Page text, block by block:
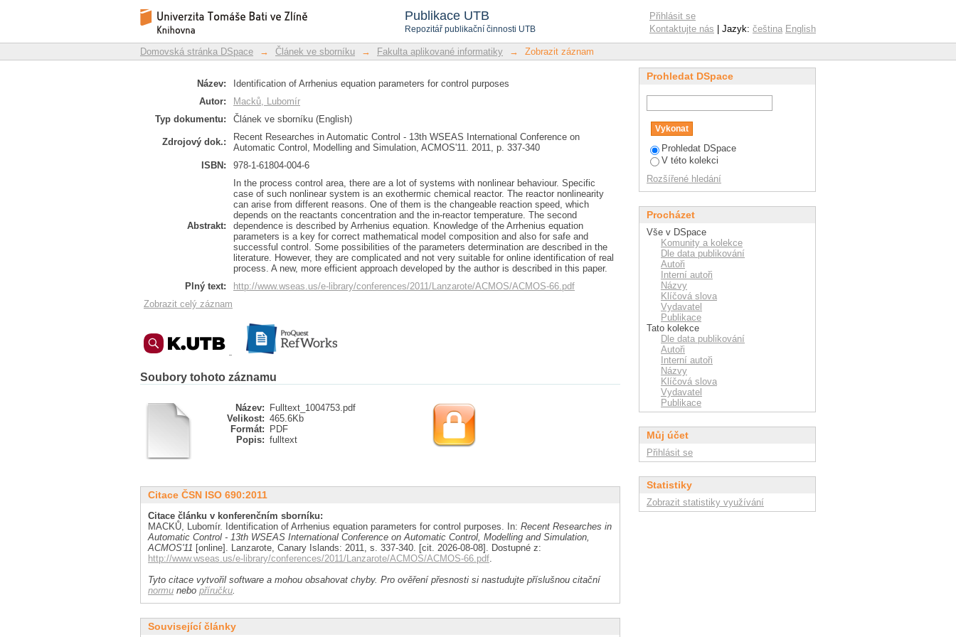
Publikace UTB
Repozitář publikační činnosti UTB
Identification of Arrhenius equation parameters for control purposes
Repozitář DSpace/Manakin
Přihlásit se
Kontaktujte nás | Jazyk: čeština English
Domovská stránka DSpace → Článek ve sborníku → Fakulta aplikované informatiky → Zobrazit záznam
Název:
Identification of Arrhenius equation parameters for control purposes
Autor:
Macků, Lubomír
Typ dokumentu:
Článek ve sborníku (English)
Zdrojový dok.:
Recent Researches in Automatic Control - 13th WSEAS International Conference on
Automatic Control, Modelling and Simulation, ACMOS'11. 2011, p. 337-340
ISBN:
978-1-61804-004-6
Abstrakt:
In the process control area, there are a lot of systems with nonlinear behaviour. Specific
case of such nonlinear system is an exothermic chemical reactor. The reactor nonlinearity
can arise from different reasons. One of them is the changeable reaction speed, which
depends on the reactants concentration and the in-reactor temperature. The second
dependence is described by Arrhenius equation. Knowledge of the Arrhenius equation
parameters is a key for correct mathematical model composition and also for safe and
successful control. Some possibilities of the parameters determination are described in the
literature. However, they are complicated and not very suitable for online identification of real
process. A new, more efficient approach developed by the author is described in this paper.
Plný text:
http://www.wseas.us/e-library/conferences/2011/Lanzarote/ACMOS/ACMOS-66.pdf
Zobrazit celý záznam
Soubory tohoto záznamu
Název:
Fulltext_1004753.pdf
Velikost: 465.6Kb
Formát:
PDF
Popis: fulltext
Citace ČSN ISO 690:2011
Citace článku v konferenčním sborníku:
MACKŮ, Lubomír. Identification of Arrhenius equation parameters for control purposes. In: Recent Researches in
Automatic Control - 13th WSEAS International Conference on Automatic Control, Modelling and Simulation,
ACMOS'11 [online]. Lanzarote, Canary Islands: 2011, s. 337-340. [cit. 2026-08-08]. Dostupné z:
http://www.wseas.us/e-library/conferences/2011/Lanzarote/ACMOS/ACMOS-66.pdf.
Tyto citace vytvořil software a mohou obsahovat chyby. Pro ověření přesnosti si nastudujte příslušnou citační
normu nebo příručku.
Související články
Prohledat DSpace
Prohledat DSpace
V této kolekci
Rozšířené hledání
Procházet
Vše v DSpace
Komunity a kolekce
Dle data publikování
Autoři
Interní autoři
Názvy
Klíčová slova
Vydavatel
Publikace
Tato kolekce
Dle data publikování
Autoři
Interní autoři
Názvy
Klíčová slova
Vydavatel
Publikace
Můj účet
Přihlásit se
Statistiky
Zobrazit statistiky využívání